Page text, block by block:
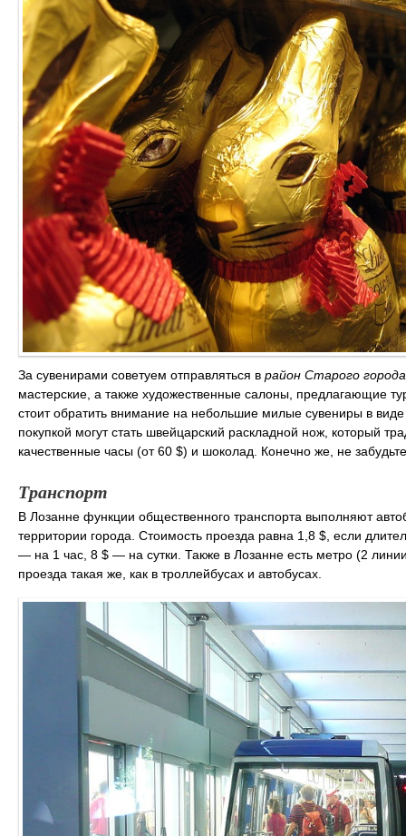
За сувенирами советуем отправляться в район Старого города
мастерские, а также художественные салоны, предлагающие
стоит обратить внимание на небольшие милые сувениры в
покупкой могут стать швейцарский раскладной нож, который
качественные часы (от 60 $) и шоколад. Конечно же, не
Транспорт
В Лозанне функции общественного транспорта выполняют
территории города. Стоимость проезда равна 1,8 $, если
— на 1 час, 8 $ — на сутки. Также в Лозанне есть метро (2
проезда такая же, как в троллейбусах и автобусах.